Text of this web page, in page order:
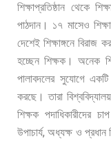
শিক্ষাপ্রতিষ্ঠান থেকে
পাঠদান।
১৭ মাসেও
দেশেই শিক্ষাঙ্গনে বিরাজ
হচ্ছেন শিক্ষক। অনেক
পালাবদলের সুযোগে একটি
করছে।
তারা বিশ্ববিদ্যালয়
শিক্ষক পদাধিকারীদের চাপ
উপাচার্য,অধ্যক্ষ ও প্রধান